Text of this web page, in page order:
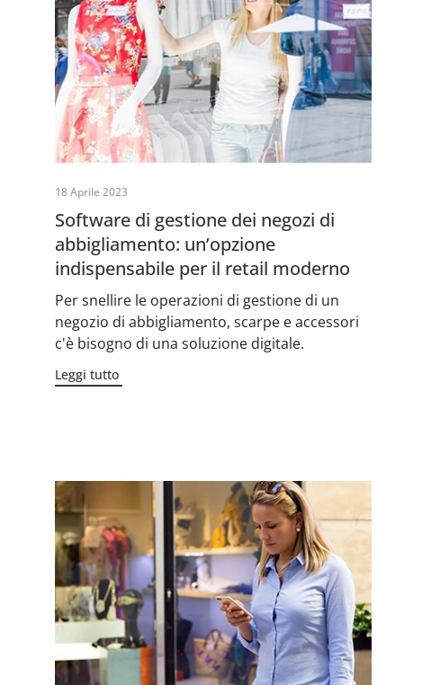
18 Aprile 2023
Software di gestione dei negozi di
abbigliamento: un’opzione
indispensabile per il retail moderno
Per snellire le operazioni di gestione di un
negozio di abbigliamento, scarpe e accessori
c'è bisogno di una soluzione digitale.
Leggi tutto